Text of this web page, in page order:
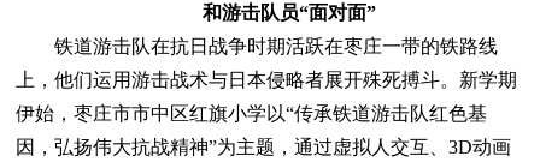
和游击队员“面对面”
铁道游击队在抗日战争时期活跃在枣庄一带的铁路线
上，他们运用游击战术与日本侵略者展开殊死搏斗。新学期
伊始，枣庄市市中区红旗小学以“传承铁道游击队红色基
因，弘扬伟大抗战精神”为主题，通过虚拟人交互、3D动画